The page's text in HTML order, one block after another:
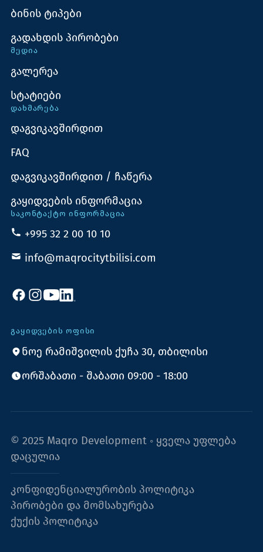
ბინის ტიპები
გადახდის პირობები
ᲛᲔᲓᲘᲐ
გალერეა
სტატიები
ᲓᲐᲮᲛᲐᲠᲔᲑᲐ
დაგვიკავშირდით
FAQ
დაგვიკავშირდით / ჩაწერა
გაყიდვების ინფორმაცია
ᲡᲐᲙᲝᲜᲢᲐᲥᲢᲝ ᲘᲜᲤᲝᲠᲛᲐᲪᲘᲐ
+995 32 2 00 10 10
info@maqrocitytbilisi.com
ᲒᲐᲧᲘᲓᲕᲔᲑᲘᲡ ᲝᲤᲘᲡᲘ
ნოე რამიშვილის ქუჩა 30, თბილისი
ორშაბათი - შაბათი 09:00 - 18:00
© 2025 Maqro Development ◦ ყველა უფლება
დაცულია
კონფიდენციალურობის პოლიტიკა
პირობები და მომსახურება
ქუქის პოლიტიკა